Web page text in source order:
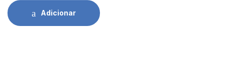
Adicionar